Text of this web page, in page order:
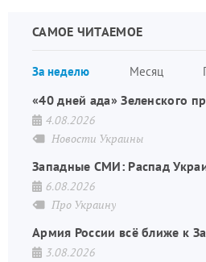
САМОЕ ЧИТАЕМОЕ
За неделю Месяц
«40 дней ада» Зеленского
4.08.2026
Новости Украины
Западные СМИ: Распад
6.08.2026
Про Украину
Армия России всё ближе к
3.08.2026